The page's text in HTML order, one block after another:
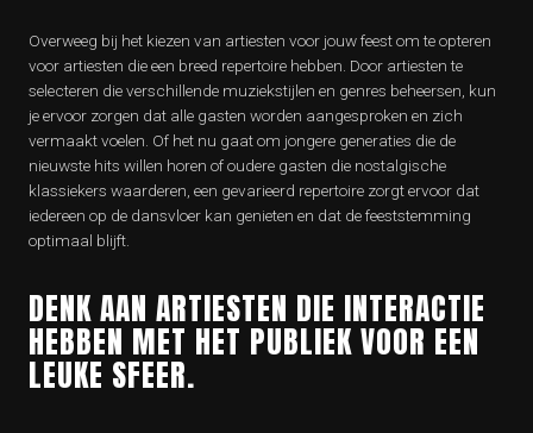
Overweeg bij het kiezen van artiesten voor jouw feest om te opteren
voor artiesten die een breed repertoire hebben. Door artiesten te
selecteren die verschillende muziekstijlen en genres beheersen, kun
je ervoor zorgen dat alle gasten worden aangesproken en zich
vermaakt voelen. Of het nu gaat om jongere generaties die de
nieuwste hits willen horen of oudere gasten die nostalgische
klassiekers waarderen, een gevarieerd repertoire zorgt ervoor dat
iedereen op de dansvloer kan genieten en dat de feeststemming
optimaal blijft.
DENK AAN ARTIESTEN DIE INTERACTIE
HEBBEN MET HET PUBLIEK VOOR EEN
LEUKE SFEER.